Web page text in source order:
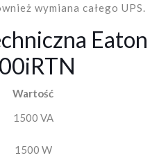
wymiana całego UPS.
Eaton
Wartość
1500 VA
1500 W